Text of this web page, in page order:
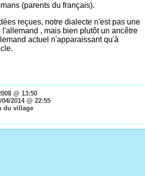
(parents du français).
reçues, notre dialecte n'est pas une
, mais bien plutôt un ancêtre
actuel n'apparaissant qu'à
@ 13:50
04/2014 @ 22:55
du village